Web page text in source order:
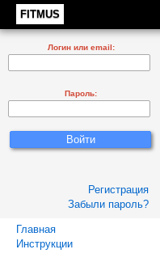
FITMUS
Логин или email:
Пароль:
Регистрация
Забыли пароль?
Главная
Инструкции